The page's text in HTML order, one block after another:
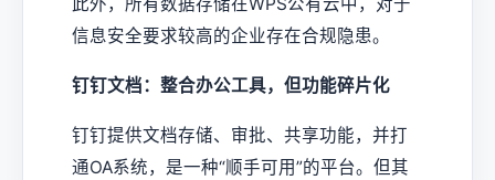
信息安全要求较高的企业存在合规隐患。
钉钉文档：整合办公工具，但功能碎片化
钉钉提供文档存储、审批、共享功能，并打
通OA系统，是一种“顺手可用”的平台。但其